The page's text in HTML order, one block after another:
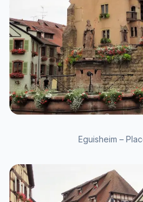
Eguisheim –